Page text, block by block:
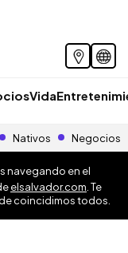
Vida
Nativos Negocios
navegando en el
elsalvador.com . Te
coincidimos todos.